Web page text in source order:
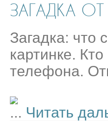
ЗАГАДКА
Загадка: что
картинке.
телефона.
... Читать